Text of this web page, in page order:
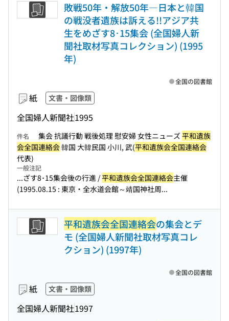
敗戦50年・解放50年―日本と韓国
の戦没者遺族は訴える!!アジア共
生をめざす8･15集会 (全国婦人新
聞社取材写真コレクション) (1995
年)
紙 文書・図像類
全国婦人新聞社1995
全国の図書館
件名 集会 抗議行動 戦後処理 慰安婦 女性ニューズ平和遺族
会全国連絡会韓国 大韓民国 小川, 武(平和遺族会全国連絡会
代表)
一般注記
...ざす8･15集会後の行進 /平和遺族会全国連絡会主催
(1995.08.15 : 東京・全水道会館～靖国神社周...
平和遺族会全国連絡会の集会とデ
モ (全国婦人新聞社取材写真コレ
クション) (1997年)
紙 文書・図像類
全国婦人新聞社1997
全国の図書館